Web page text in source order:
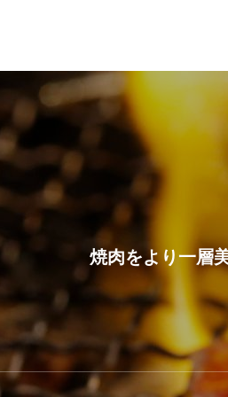
焼肉をより一層